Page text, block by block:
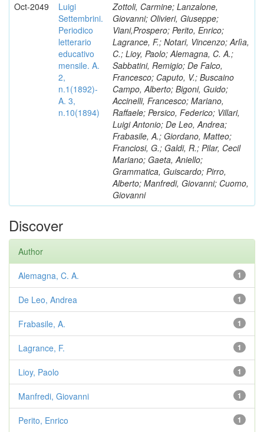
Oct-2049
Luigi
Settembrini.
Periodico
letterario
educativo
mensile. A.
2,
n.1(1892)-
A. 3,
n.10(1894)
Zottoli, Carmine; Lanzalone,
Giovanni; Olivieri, Giuseppe;
Viani,Prospero; Perito, Enrico;
Lagrance, F.; Notari, Vincenzo; Arlìa,
C.; Lioy, Paolo; Alemagna, C. A.;
Sabbatini, Remigio; De Falco,
Francesco; Caputo, V.; Buscaino
Campo, Alberto; Bigoni, Guido;
Accinelli, Francesco; Mariano,
Raffaele; Persico, Federico; Villari,
Luigi Antonio; De Leo, Andrea;
Frabasile, A.; Giordano, Matteo;
Franciosi, G.; Galdi, R.; Pilar, Cecil
Mariano; Gaeta, Aniello;
Grammatica, Guiscardo; Pirro,
Alberto; Manfredi, Giovanni; Cuomo,
Giovanni
Discover
Author
1
Alemagna, C. A.
1
De Leo, Andrea
1
Frabasile, A.
1
Lagrance, F.
1
Lioy, Paolo
1
Manfredi, Giovanni
1
Perito, Enrico